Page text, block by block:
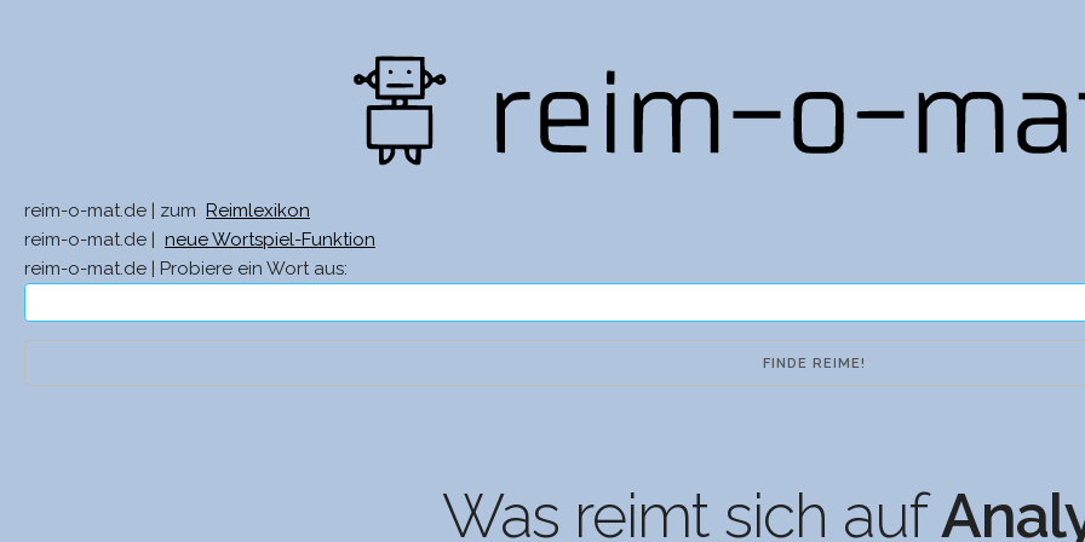
reim-o-mat.de | zum
Reimlexikon
reim-o-mat.de |
neue Wortspiel-Funktion
reim-o-mat.de | Probiere ein Wort aus:
Was reimt sich auf